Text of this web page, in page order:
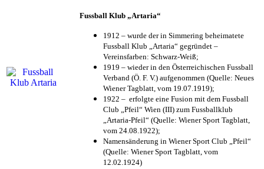
Fussball Klub „Artaria“
1912 – wurde der in Simmering beheimatete
Fussball Klub „Artaria“ gegründet –
Vereinsfarben: Schwarz-Weiß;
1919 – wieder in den Österreichischen Fussball
Verband (Ö. F. V.) aufgenommen (Quelle: Neues
Wiener Tagblatt, vom 19.07.1919);
1922 – erfolgte eine Fusion mit dem Fussball
Club „Pfeil“ Wien (III) zum Fussballklub
„Artaria-Pfeil“ (Quelle: Wiener Sport Tagblatt,
vom 24.08.1922);
Namensänderung in Wiener Sport Club „Pfeil“
(Quelle: Wiener Sport Tagblatt, vom
12.02.1924)